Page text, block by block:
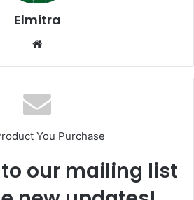
Elmitra
Website
You Purchase
our mailing list